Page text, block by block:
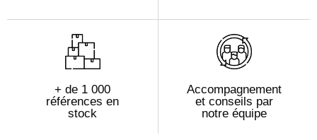
+ de 1 000
références en
stock
Accompagnement
et conseils par
notre équipe